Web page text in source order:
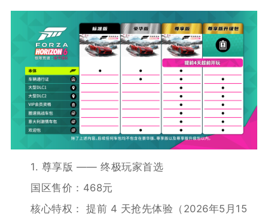
1. 尊享版 —— 终极玩家首选
国区售价：468元
核心特权： 提前 4 天抢先体验（2026年5月15